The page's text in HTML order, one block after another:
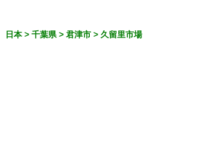
日本 > 千葉県 > 君津市 > 久留里市場